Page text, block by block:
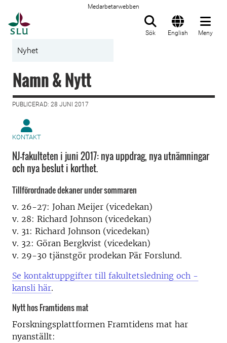
Medarbetarwebben
Sök English Meny
Nyhet
Namn & Nytt
PUBLICERAD: 28 JUNI 2017
KONTAKT
NJ-fakulteten i juni 2017: nya uppdrag, nya utnämningar
och nya beslut i korthet.
Tillförordnade dekaner under sommaren
v. 26-27: Johan Meijer (vicedekan)
v. 28: Richard Johnson (vicedekan)
v. 31: Richard Johnson (vicedekan)
v. 32: Göran Bergkvist (vicedekan)
v. 29-30 tjänstgör prodekan Pär Forslund.
Se kontaktuppgifter till fakultetsledning och -
kansli här.
Nytt hos Framtidens mat
Forskningsplattformen Framtidens mat har
nyanställt: